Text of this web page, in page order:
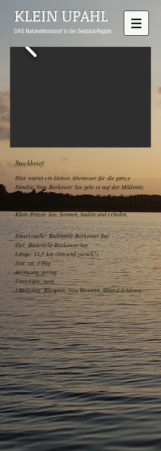
KLEIN UPAHL
DAS Naturerlebnisdorf in der Seeblick-Region
Steckbrief:
Hier wartet ein kleines Abenteuer für die ganze
Familie. Vom Borkower See geht es auf der Mildenitz
stromauf bis zur Brücke bei Neu Woserin. Zurück
Klein Pritzer See. Sonnen, baden und erholen.
Einsetzstelle: Badestelle Borkower See
Ziel: Badestelle Borkower See
Länge: 11,5 km (hin und zurück!)
Zeit: ca. 1 Tag
Strömung:gering
Umtragen: nein
Landgang: Rastplatz Neu Woserin, Strand Schlowe